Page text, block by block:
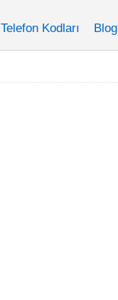
Telefon Kodları Blog